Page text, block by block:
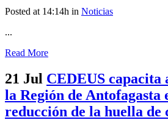
Posted at 14:14h in Noticias
...
Read More
21 Jul CEDEUS capacita
la Región de Antofagasta
reducción de la huella de